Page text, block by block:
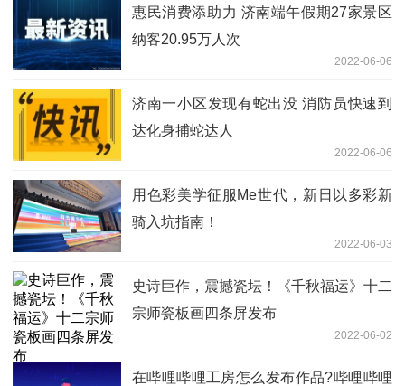
惠民消费添助力 济南端午假期27家景区
纳客20.95万人次
2022-06-06
济南一小区发现有蛇出没 消防员快速到
达化身捕蛇达人
2022-06-06
用色彩美学征服Me世代，新日以多彩新
骑入坑指南！
2022-06-03
史诗巨作，震撼瓷坛！《千秋福运》十二
宗师瓷板画四条屏发布
2022-06-02
在哔哩哔哩工房怎么发布作品?哔哩哔哩